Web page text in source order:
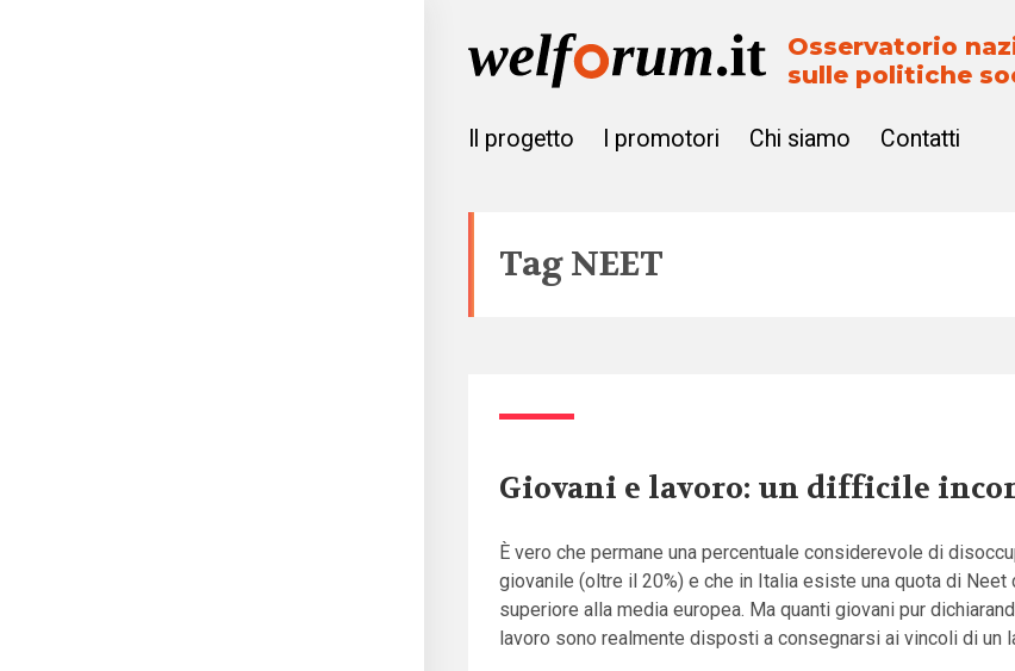
Osservatorio
sulle politiche
Il progetto I promotori Chi siamo Contatti
TagNEET
Giovani e lavoro: un difficile
È vero che permane una percentuale considerevole di
giovanile (oltre il 20%) e che in Italia esiste una quota di Neet
superiore alla media europea. Ma quanti giovani pur
lavoro sono realmente disposti a consegnarsi ai vincoli di un